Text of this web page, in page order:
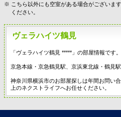
こちら以外にも空室がある場合がございま
ください。
ヴェラハイツ鶴見
「ヴェラハイツ鶴見 *****」の部屋情報です。
京急本線・京急鶴見駅、京浜東北線・鶴見
神奈川県横浜市のお部屋探しは年間お問い
上のネクストライフへお任せください。